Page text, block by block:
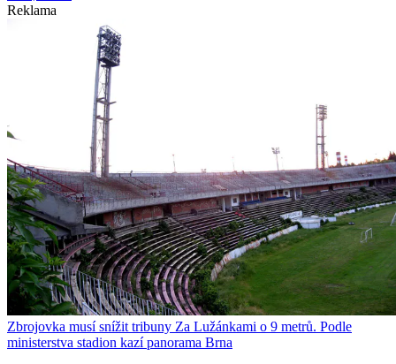
Reklama
Zbrojovka musí snížit tribuny Za Lužánkami o 9 metrů. Podle
ministerstva stadion kazí panorama Brna